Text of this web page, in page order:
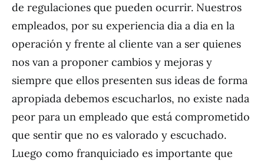
de regulaciones que pueden ocurrir. Nuestros
empleados, por su experiencia dia a dia en la
operación y frente al cliente van a ser quienes
nos van a proponer cambios y mejoras y
siempre que ellos presenten sus ideas de forma
apropiada debemos escucharlos, no existe nada
peor para un empleado que está comprometido
que sentir que no es valorado y escuchado.
Luego como franquiciado es importante que